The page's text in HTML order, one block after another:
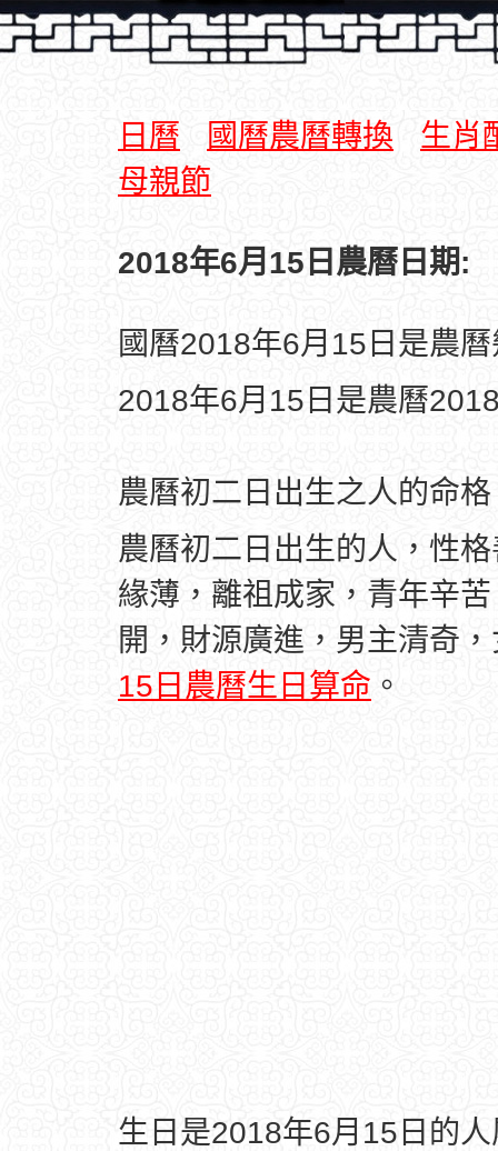
日曆 國曆農曆轉換
生肖
母親節
2018年6月15日農曆日期:
國曆2018年6月15日是農
2018年6月15日是農曆
農曆初二日出生之人的命
農曆初二日出生的人，性
緣薄，離祖成家，青年辛
開，財源廣進，男主清奇
15日農曆生日算命 。
生日是2018年6月15日的